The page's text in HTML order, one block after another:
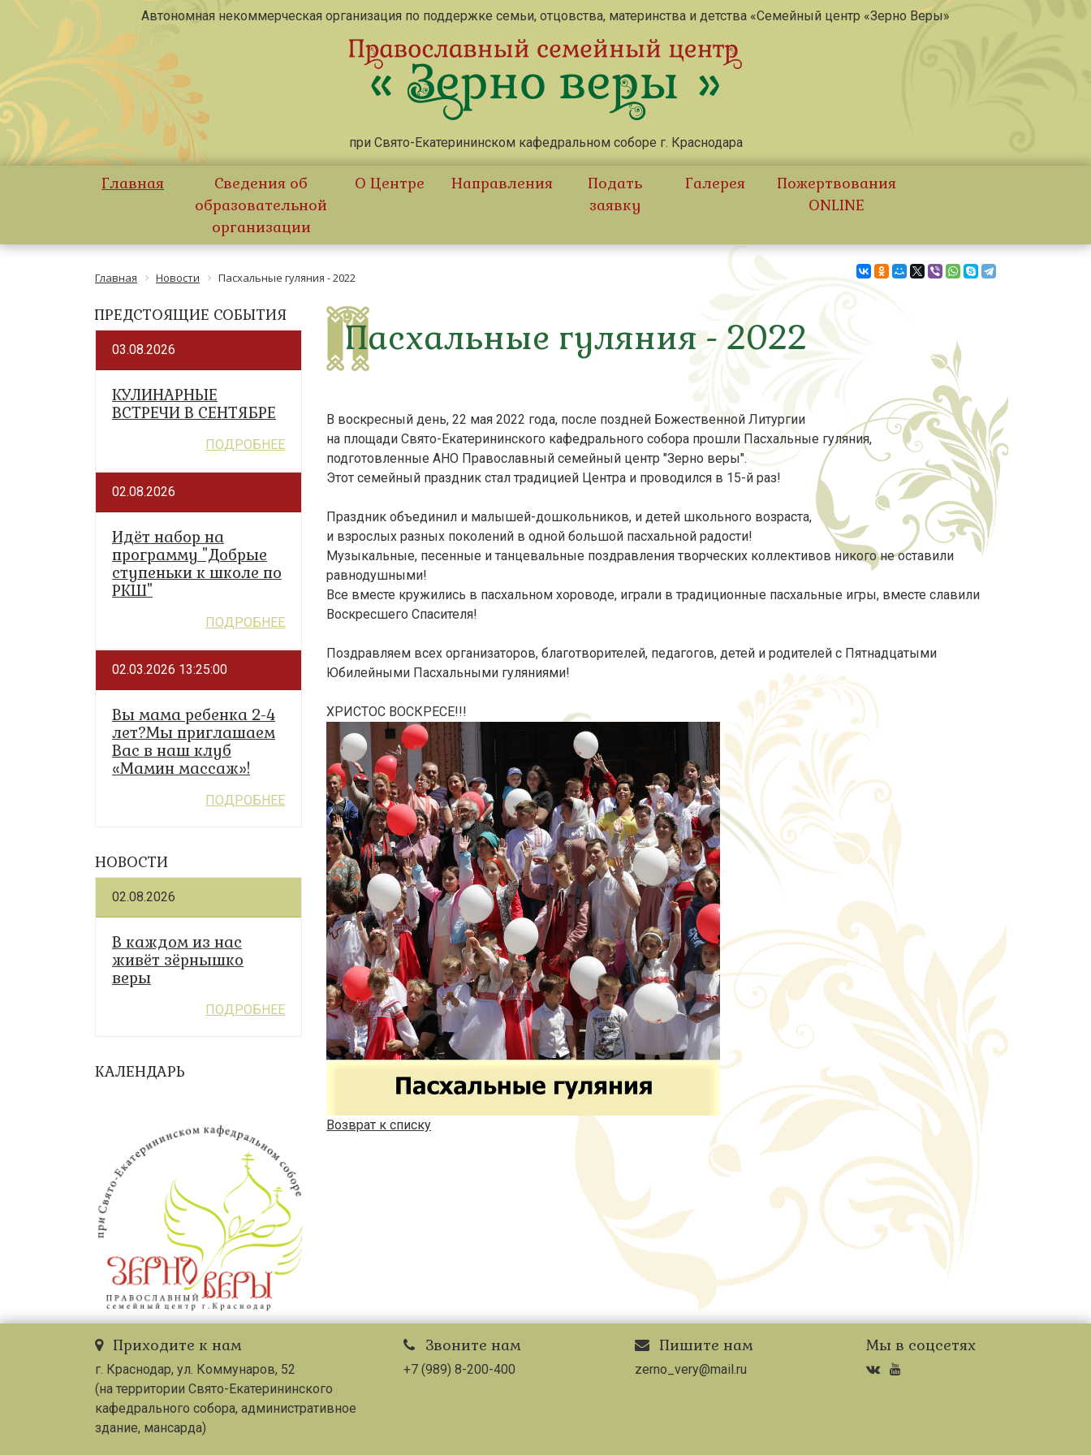
Автономная некоммерческая организация по поддержке семьи, отцовства, материнства и детства «Семейный центр «Зерно Веры»
при Свято-Екатерининском кафедральном соборе г. Краснодара
Главная
Сведения об
образовательной
организации
О Центре Направления
Подать
заявку
Галерея
Пожертвования
ONLINE
Главная Новости Пасхальные гуляния - 2022
ПРЕДСТОЯЩИЕ СОБЫТИЯ
03.08.2026
КУЛИНАРНЫЕ
ВСТРЕЧИ В СЕНТЯБРЕ
ПОДРОБНЕЕ
02.08.2026
Идёт набор на
программу "Добрые
ступеньки к школе по
РКШ"
ПОДРОБНЕЕ
02.03.2026 13:25:00
Вы мама ребенка 2-4
лет?Мы приглашаем
Вас в наш клуб
«Мамин массаж»!
ПОДРОБНЕЕ
НОВОСТИ
02.08.2026
В каждом из нас
живёт зёрнышко
веры
ПОДРОБНЕЕ
КАЛЕНДАРЬ
Пасхальные гуляния - 2022
В воскресный день, 22 мая 2022 года, после поздней Божественной Литургии
на площади Свято-Екатерининского кафедрального собора прошли Пасхальные гуляния,
подготовленные АНО Православный семейный центр "Зерно веры".
Этот семейный праздник стал традицией Центра и проводился в 15-й раз!
Праздник объединил и малышей-дошкольников, и детей школьного возраста,
и взрослых разных поколений в одной большой пасхальной радости!
Музыкальные, песенные и танцевальные поздравления творческих коллективов никого не оставили
равнодушными!
Все вместе кружились в пасхальном хороводе, играли в традиционные пасхальные игры, вместе славили
Воскресшего Спасителя!
Поздравляем всех организаторов, благотворителей, педагогов, детей и родителей с Пятнадцатыми
Юбилейными Пасхальными гуляниями!
ХРИСТОС ВОСКРЕСЕ!!!
Возврат к списку
Приходите к нам
г. Краснодар, ул. Коммунаров, 52
(на территории Свято-Екатерининского
кафедрального собора, административное
здание, мансарда)
Звоните нам
+7 (989) 8-200-400
Пишите нам
zerno_very@mail.ru
Мы в соцсетях